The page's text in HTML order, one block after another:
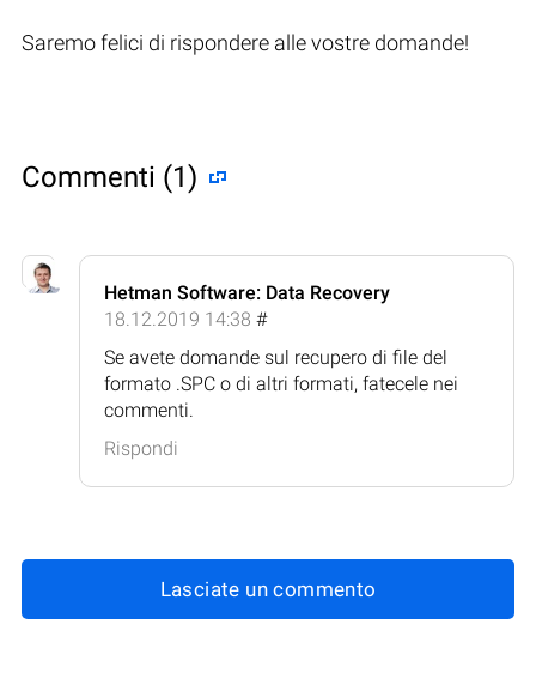
Saremo felici di rispondere alle vostre domande!
Commenti (1)
Hetman Software: Data Recovery
18.12.2019 14:38 #
Se avete domande sul recupero di file del
formato .SPC o di altri formati, fatecele nei
commenti.
Rispondi
Lasciate un commento